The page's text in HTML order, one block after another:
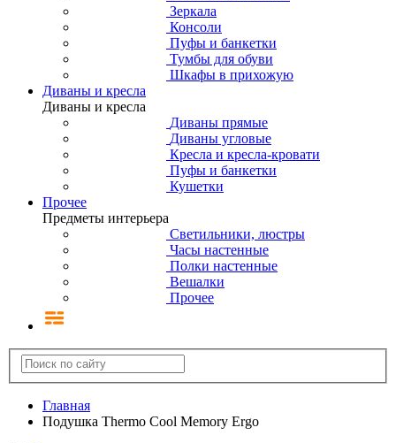
Зеркала
Консоли
Пуфы и банкетки
Тумбы для обуви
Шкафы в прихожую
Диваны и кресла
Диваны и кресла
Диваны прямые
Диваны угловые
Кресла и кресла-кровати
Пуфы и банкетки
Кушетки
Прочее
Предметы интерьера
Светильники, люстры
Часы настенные
Полки настенные
Вешалки
Прочее
Главная
Подушка Thermo Cool Memory Ergo